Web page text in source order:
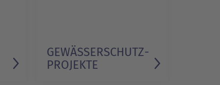
GEWÄSSERSCHUTZ­
PROJEKTE